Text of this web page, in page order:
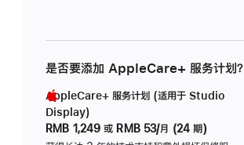
是否要添加 AppleCare+ 服务计划？
AppleCare+ 服务计划 (适用于 Studio
Display)
RMB 1,249 或 RMB 53/月 (24 期)